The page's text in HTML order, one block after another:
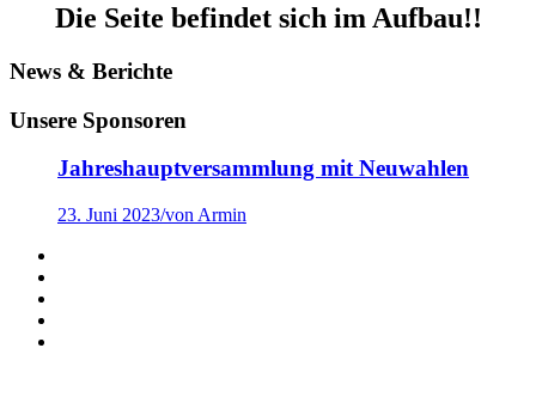
Die Seite befindet sich im Aufbau!!
News & Berichte
Unsere Sponsoren
Jahreshauptversammlung mit Neuwahlen
23. Juni 2023/von Armin